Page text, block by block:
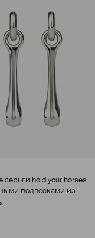
серьги hold your horses
подвесками из
родиевым покрытием